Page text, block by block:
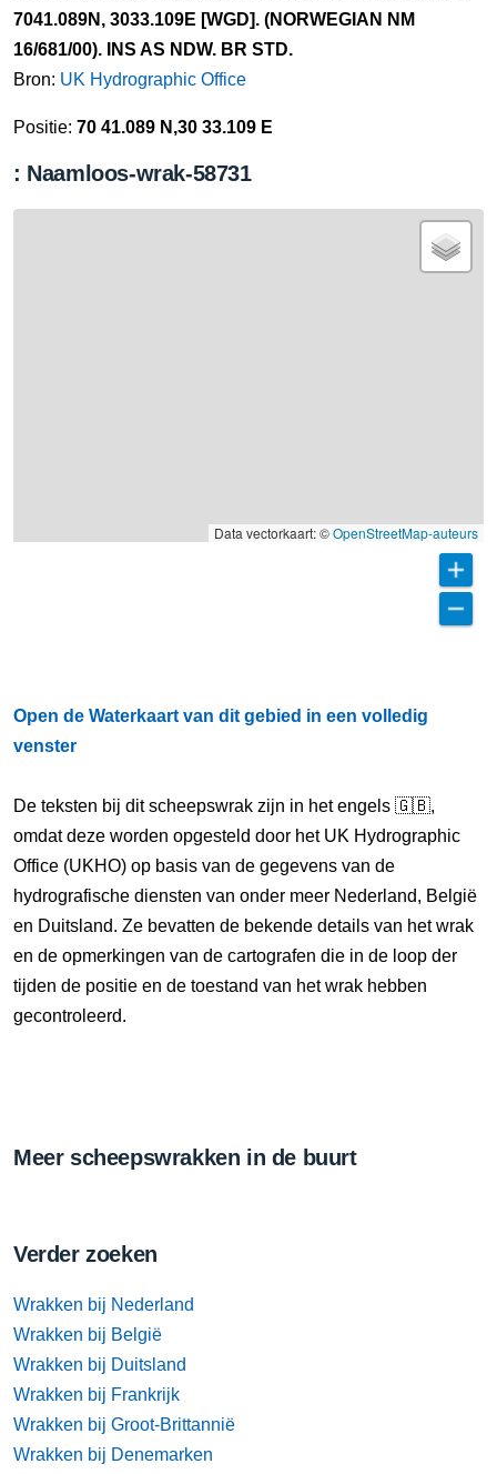
7041.089N, 3033.109E [WGD]. (NORWEGIAN NM
16/681/00). INS AS NDW. BR STD.
Bron: UK Hydrographic Office
Positie: 70 41.089 N,30 33.109 E
: Naamloos-wrak-58731
Data vectorkaart: ©OpenStreetMap-auteurs
Open de Waterkaart van dit gebied in een volledig
venster
De teksten bij dit scheepswrak zijn in het engels 🇬🇧,
omdat deze worden opgesteld door het UK Hydrographic
Office (UKHO) op basis van de gegevens van de
hydrografische diensten van onder meer Nederland, België
en Duitsland. Ze bevatten de bekende details van het wrak
en de opmerkingen van de cartografen die in de loop der
tijden de positie en de toestand van het wrak hebben
gecontroleerd.
Meer scheepswrakken in de buurt
Verder zoeken
Wrakken bij Nederland
Wrakken bij België
Wrakken bij Duitsland
Wrakken bij Frankrijk
Wrakken bij Groot-Brittannië
Wrakken bij Denemarken